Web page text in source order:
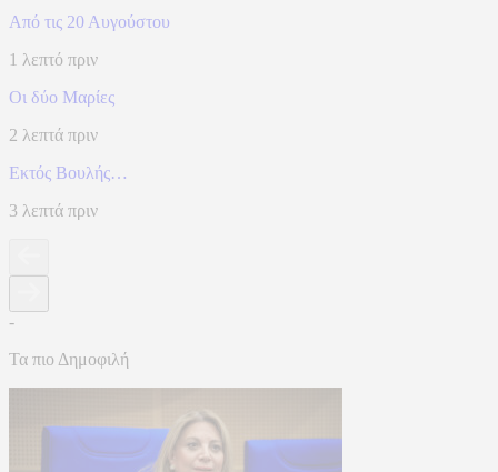
Από τις 20 Αυγούστου
1 λεπτό πριν
Οι δύο Μαρίες
2 λεπτά πριν
Εκτός Βουλής…
3 λεπτά πριν
-
Τα πιο Δημοφιλή